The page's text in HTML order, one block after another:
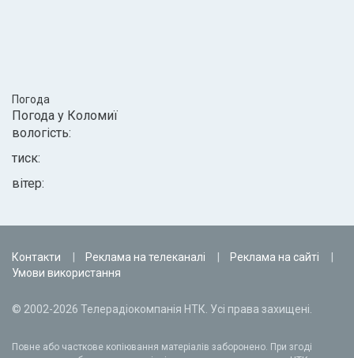
Погода
Погода у Коломиї
вологість:
тиск:
вітер:
Контакти Реклама на телеканалі
Реклама на сайті
Умови використання
© 2002-2026 Телерадіокомпанія НТК. Усі права захищені.
Повне або часткове копіювання матеріалів заборонено. При згоді